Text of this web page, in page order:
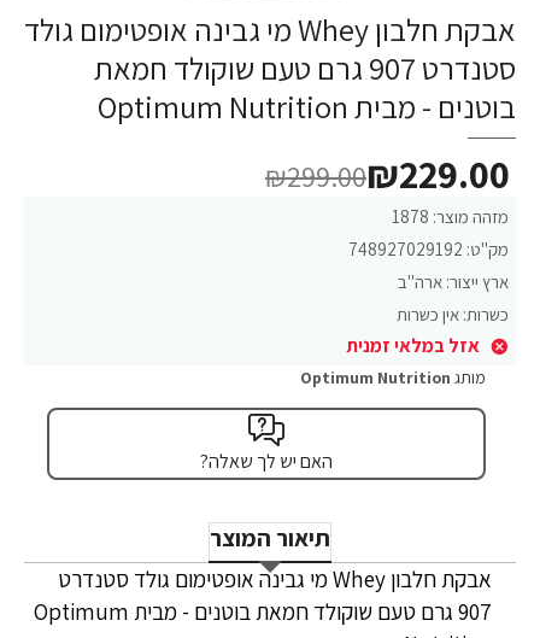
-23%
אבקת חלבון Whey מי גבינה אופטימום גולד
סטנדרט 907 גרם טעם שוקולד חמאת
בוטנים - מבית Optimum Nutrition
מזהה מוצר: 1878
מק"ט: 748927029192
ארץ ייצור: ארה"ב
כשרות: אין כשרות
אזל במלאי זמנית
₪229.00
₪299.00
מותג Optimum Nutrition
האם יש לך שאלה?
תיאור המוצר
אבקת חלבון Whey מי גבינה אופטימום גולד סטנדרט
907 גרם טעם שוקולד חמאת בוטנים - מבית Optimum